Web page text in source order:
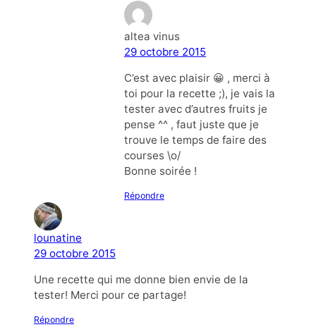
altea vinus
29 octobre 2015
C’est avec plaisir 😀 , merci à
toi pour la recette ;), je vais la
tester avec d’autres fruits je
pense ^^ , faut juste que je
trouve le temps de faire des
courses \o/
Bonne soirée !
Répondre
lounatine
29 octobre 2015
Une recette qui me donne bien envie de la
tester! Merci pour ce partage!
Répondre